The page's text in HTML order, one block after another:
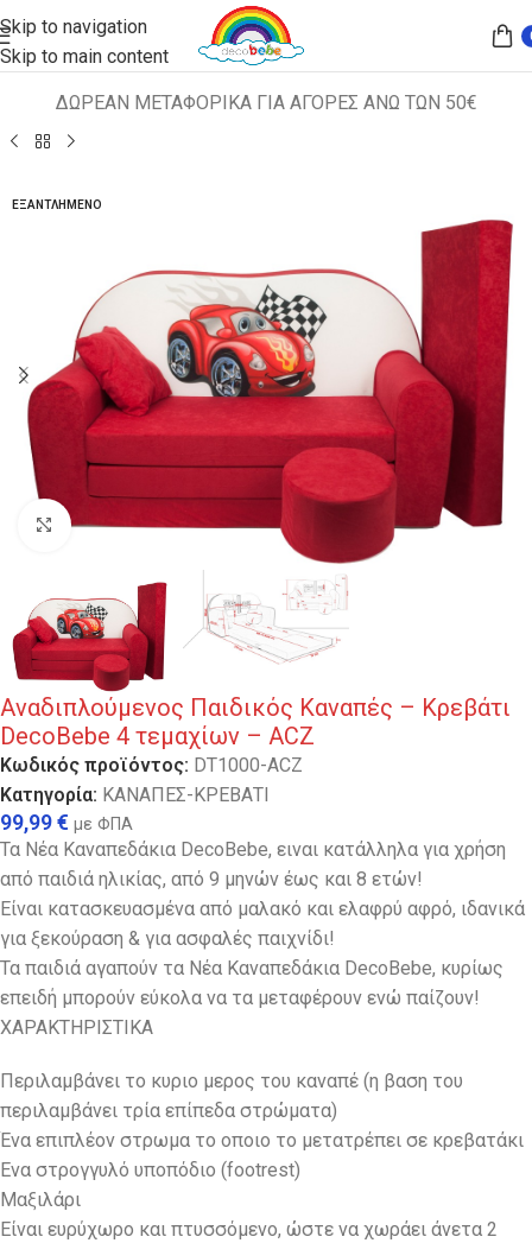
Skip to navigation
Skip to main content
ΔΩΡΕΑΝ ΜΕΤΑΦΟΡΙΚΑ ΓΙΑ ΑΓΟΡΕΣ ΑΝΩ ΤΩΝ 50€
Αρχική σελίδα ΠΑΙΔΙΚΑ ΚΑΘΙΣΜΑΤΑ ΚΑΝΑΠΕΣ-ΚΡΕΒΑΤΙ
ΕΞΑΝΤΛΗΜΈΝΟ
Κλικ για μεγέθυνση
Αναδιπλούμενος Παιδικός Καναπές – Κρεβάτι
DecoBebe 4 τεμαχίων – ACZ
Κωδικός προϊόντος: DT1000-ACZ
Κατηγορία: ΚΑΝΑΠΕΣ-ΚΡΕΒΑΤΙ
99,99€ με ΦΠΑ
Τα Νέα Καναπεδάκια DecoBebe, ειναι κατάλληλα για χρήση
από παιδιά ηλικίας, από 9 μηνών έως και 8 ετών!
Είναι κατασκευασμένα από μαλακό και ελαφρύ αφρό, ιδανικά
για ξεκούραση & για ασφαλές παιχνίδι!
Τα παιδιά αγαπούν τα Νέα Καναπεδάκια DecoBebe, κυρίως
επειδή μπορούν εύκολα να τα μεταφέρουν ενώ παίζουν!
ΧΑΡΑΚΤΗΡΙΣΤΙΚΑ
Περιλαμβάνει το κυριο μερος του καναπέ (η βαση του
περιλαμβάνει τρία επίπεδα στρώματα)
Ένα επιπλέον στρωμα το οποιο το μετατρέπει σε κρεβατάκι
Ενα στρογγυλό υποπόδιο (footrest)
Μαξιλάρι
Eίναι ευρύχωρο και πτυσσόμενο, ώστε να χωράει άνετα 2